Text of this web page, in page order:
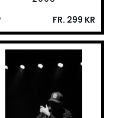
FR. 299 KR